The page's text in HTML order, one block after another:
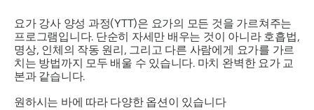
요가 강사 양성 과정(YTT)은 요가의 모든 것을 가르쳐주는
프로그램입니다. 단순히 자세만 배우는 것이 아니라 호흡법,
명상, 인체의 작동 원리, 그리고 다른 사람에게 요가를 가르
치는 방법까지 모두 배울 수 있습니다. 마치 완벽한 요가 교
본과 같습니다.
원하시는 바에 따라 다양한 옵션이 있습니다